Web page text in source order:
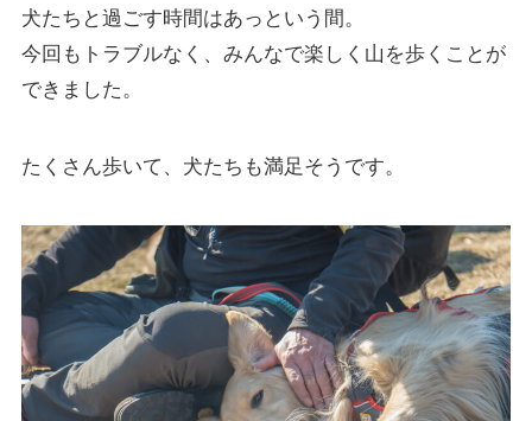
犬たちと過ごす時間はあっという間。
今回もトラブルなく、みんなで楽しく山を歩くことが
できました。
たくさん歩いて、犬たちも満足そうです。